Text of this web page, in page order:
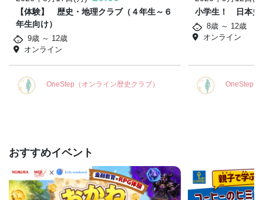
【体験】 歴史・地理クラブ（４年生～６
年生向け）
9歳 ～ 12歳
オンライン
OneStep（オンライン歴史クラブ）
小学生！ 日本
8歳 ～ 12歳
オンライン
OneStep（
おすすめイベント